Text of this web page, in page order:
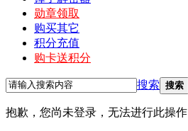
勋章领取
购买其它
积分充值
购卡送积分
搜索 搜索
抱歉，您尚未登录，无法进行此操作